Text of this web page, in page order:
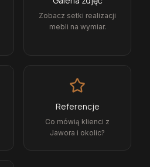
Zobacz setki realizacji
mebli na wymiar.
Referencje
Co mówią klienci z
Jawora i okolic?